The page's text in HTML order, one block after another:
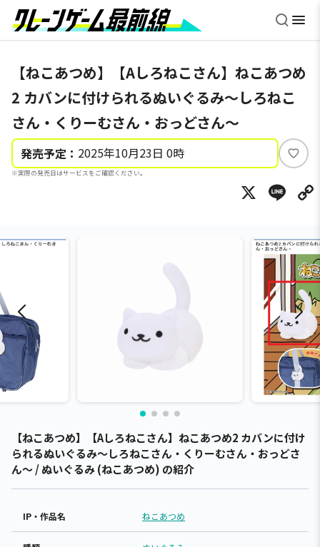
【ねこあつめ】【Aしろねこさん】ねこあつめ
2 カバンに付けられるぬいぐるみ～しろねこ
さん・くりーむさん・おっどさん～
発売予定： 2025年10月23日 0時
※実際の発売日はサービスをご確認ください。
い
ね
X
【ねこあつめ】【Aしろねこさん】ねこあつめ2 カバンに付け
られるぬいぐるみ～しろねこさん・くりーむさん・おっどさ
ん～ / ぬいぐるみ (ねこあつめ) の紹介
IP・作品名 ねこあつめ